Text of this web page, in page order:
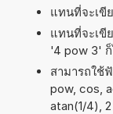
แทนที่จะเขี
แทนที่จะเขี
'4 pow 3'
สามารถใช้
pow, cos,
atan(1/4),